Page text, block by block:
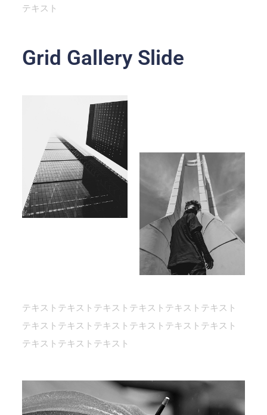
テキスト
Grid Gallery Slide
テキストテキストテキストテキストテキストテキスト
テキストテキストテキストテキストテキストテキスト
テキストテキストテキスト